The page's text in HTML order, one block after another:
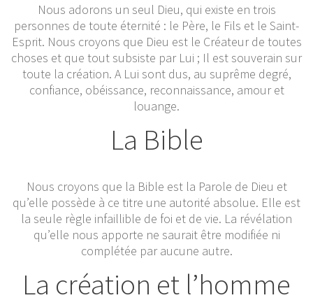
Nous adorons un seul Dieu, qui existe en trois
personnes de toute éternité : le Père, le Fils et le Saint-
Esprit. Nous croyons que Dieu est le Créateur de toutes
choses et que tout subsiste par Lui ; Il est souverain sur
toute la création. A Lui sont dus, au suprême degré,
confiance, obéissance, reconnaissance, amour et
louange.
La Bible
Nous croyons que la Bible est la Parole de Dieu et
qu’elle possède à ce titre une autorité absolue. Elle est
la seule règle infaillible de foi et de vie. La révélation
qu’elle nous apporte ne saurait être modifiée ni
complétée par aucune autre.
La création et l’homme